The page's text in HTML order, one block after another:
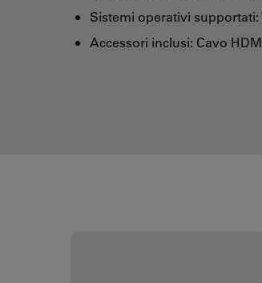
Sistemi operativi supportati:
Accessori inclusi: Cavo